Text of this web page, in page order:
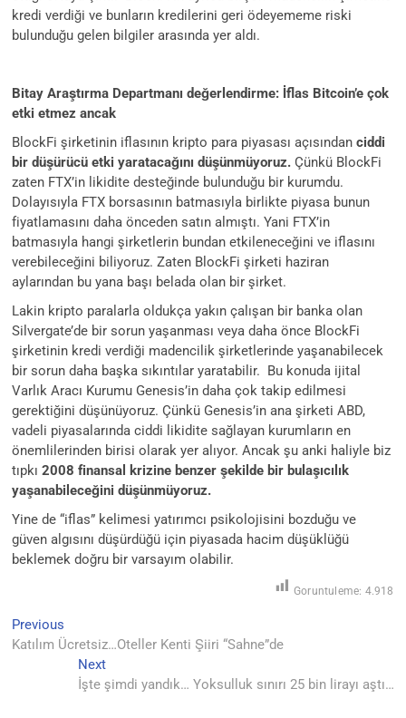
kredi verdiği ve bunların kredilerini geri ödeyememe riski
bulunduğu gelen bilgiler arasında yer aldı.
Bitay Araştırma Departmanı değerlendirme: İflas Bitcoin’e çok
etki etmez ancak
BlockFi şirketinin iflasının kripto para piyasası açısındanciddi
bir düşürücü etki yaratacağını düşünmüyoruz. Çünkü BlockFi
zaten FTX’in likidite desteğinde bulunduğu bir kurumdu.
Dolayısıyla FTX borsasının batmasıyla birlikte piyasa bunun
fiyatlamasını daha önceden satın almıştı. Yani FTX’in
batmasıyla hangi şirketlerin bundan etkileneceğini ve iflasını
verebileceğini biliyoruz. Zaten BlockFi şirketi haziran
aylarından bu yana başı belada olan bir şirket.
Lakin kripto paralarla oldukça yakın çalışan bir banka olan
Silvergate’de bir sorun yaşanması veya daha önce BlockFi
şirketinin kredi verdiği madencilik şirketlerinde yaşanabilecek
bir sorun daha başka sıkıntılar yaratabilir. Bu konuda ijital
Varlık Aracı Kurumu Genesis’in daha çok takip edilmesi
gerektiğini düşünüyoruz. Çünkü Genesis’in ana şirketi ABD,
vadeli piyasalarında ciddi likidite sağlayan kurumların en
önemlilerinden birisi olarak yer alıyor. Ancak şu anki haliyle biz
tıpkı2008 finansal krizine benzer şekilde bir bulaşıcılık
yaşanabileceğini düşünmüyoruz.
Yine de “iflas” kelimesi yatırımcı psikolojisini bozduğu ve
güven algısını düşürdüğü için piyasada hacim düşüklüğü
beklemek doğru bir varsayım olabilir.
Goruntuleme: 4.918
Yazı
gezinmesi
Previous
post:
Katılım Ücretsiz…Oteller Kenti Şiiri “Sahne”de
NextNext
post:
İşte şimdi yandık… Yoksulluk sınırı 25 bin lirayı aştı…